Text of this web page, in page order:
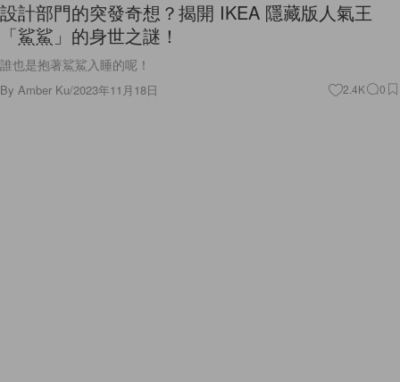
設計部門的突發奇想？揭開 IKEA 隱藏版人氣王
「鯊鯊」的身世之謎！
誰也是抱著鯊鯊入睡的呢！
By Amber Ku/2023年11月18日 2.4K 0